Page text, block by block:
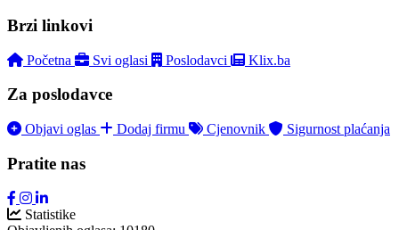
Brzi linkovi
Početna Svi oglasi Poslodavci Klix.ba
Za poslodavce
Objavi oglas Dodaj firmu Cjenovnik Sigurnost plaćanja
Pratite nas
Statistike